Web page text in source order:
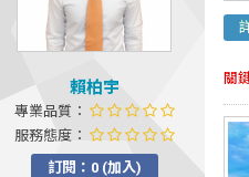
賴柏宇
專業品質：
服務態度：
訂閱：0 (加入)
關